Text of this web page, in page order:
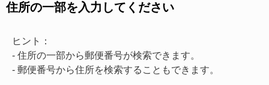
住所の一部を入力してください
ヒント：
- 住所の一部から郵便番号が検索できます。
- 郵便番号から住所を検索することもできます。